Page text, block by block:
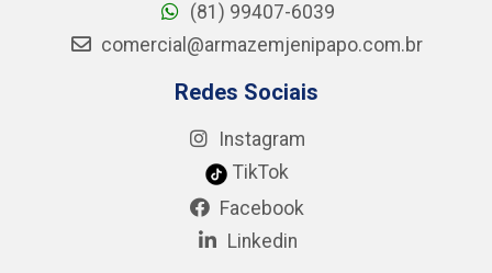
(81) 99407-6039
comercial@armazemjenipapo.com.br
Redes Sociais
Instagram
TikTok
Facebook
Linkedin